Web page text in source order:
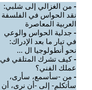
- من الغزالي إلى شلبي:
نقد الحواس في الفلسفة
العربية المعاصرة
- جدلية الحواس والوعي
في تيار ما بعد الإدراك:
نحو أنطولوجيا ال ...
-كيف تشرك المتلقي في
عملك الفني؟
- من -سأسمع، سأرى،
سأتكلم- إلى -أن نرى، أن